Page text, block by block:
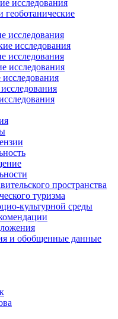
исследования
геоботанические
исследования
исследования
исследования
исследования
пространства
туризма
культурной среды
и обобщенные данные